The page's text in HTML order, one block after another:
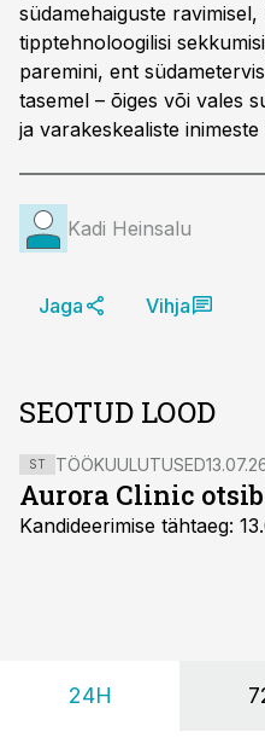
südamehaiguste
tipptehnoloogilisi
paremini, ent
tasemel – õiges või vales
ja varakeskealiste
Kadi Heinsalu
Jaga Vihja
SEOTUD LOOD
ST TÖÖKUULUTUSED
Aurora Clinic
Kandideerimise tähtaeg:
24H